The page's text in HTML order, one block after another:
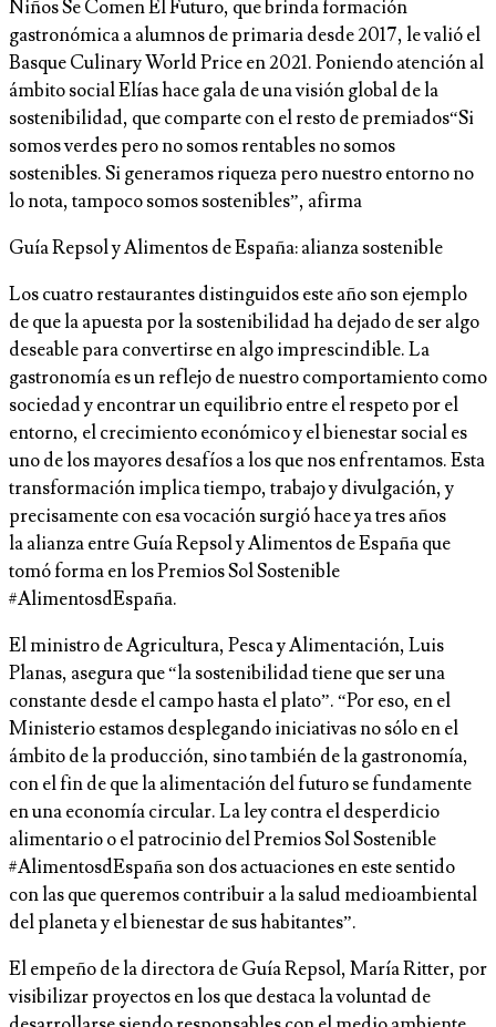
Niños Se Comen El Futuro, que brinda formación
gastronómica a alumnos de primaria desde 2017, le valió el
Basque Culinary World Price en 2021. Poniendo atención al
ámbito social Elías hace gala de una visión global de la
sostenibilidad, que comparte con el resto de premiados“Si
somos verdes pero no somos rentables no somos
sostenibles. Si generamos riqueza pero nuestro entorno no
lo nota, tampoco somos sostenibles”, afirma
Guía Repsol y Alimentos de España: alianza sostenible
Los cuatro restaurantes distinguidos este año son ejemplo
de que la apuesta por la sostenibilidad ha dejado de ser algo
deseable para convertirse en algo imprescindible. La
gastronomía es un reflejo de nuestro comportamiento como
sociedad y encontrar un equilibrio entre el respeto por el
entorno, el crecimiento económico y el bienestar social es
uno de los mayores desafíos a los que nos enfrentamos. Esta
transformación implica tiempo, trabajo y divulgación, y
precisamente con esa vocación surgió hace ya tres años
la alianza entre Guía Repsol y Alimentos de España que
tomó forma en los Premios Sol Sostenible
#AlimentosdEspaña.
El ministro de Agricultura, Pesca y Alimentación, Luis
Planas, asegura que “la sostenibilidad tiene que ser una
constante desde el campo hasta el plato”. “Por eso, en el
Ministerio estamos desplegando iniciativas no sólo en el
ámbito de la producción, sino también de la gastronomía,
con el fin de que la alimentación del futuro se fundamente
en una economía circular. La ley contra el desperdicio
alimentario o el patrocinio del Premios Sol Sostenible
#AlimentosdEspaña son dos actuaciones en este sentido
con las que queremos contribuir a la salud medioambiental
del planeta y el bienestar de sus habitantes”.
El empeño de la directora de Guía Repsol, María Ritter, por
visibilizar proyectos en los que destaca la voluntad de